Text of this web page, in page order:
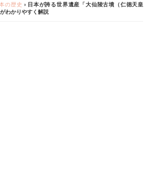
の歴史 » 日本が誇る世界遺産「大仙陵古墳（仁徳天皇
わかりやすく解説